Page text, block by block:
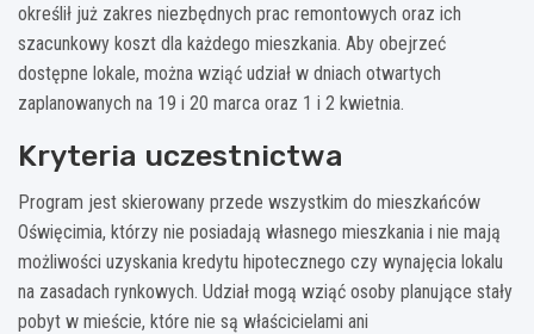
określił już zakres niezbędnych prac remontowych oraz ich
szacunkowy koszt dla każdego mieszkania. Aby obejrzeć
dostępne lokale, można wziąć udział w dniach otwartych
zaplanowanych na 19 i 20 marca oraz 1 i 2 kwietnia.
Kryteria uczestnictwa
Program jest skierowany przede wszystkim do mieszkańców
Oświęcimia, którzy nie posiadają własnego mieszkania i nie mają
możliwości uzyskania kredytu hipotecznego czy wynajęcia lokalu
na zasadach rynkowych. Udział mogą wziąć osoby planujące stały
pobyt w mieście, które nie są właścicielami ani